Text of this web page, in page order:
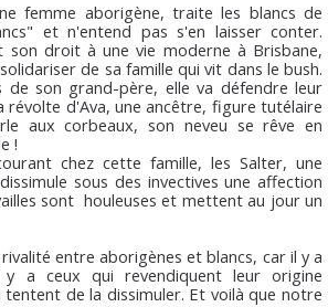
femme aborigène, traite les blancs de
et n'entend pas s'en laisser conter.
son droit à une vie moderne à Brisbane,
de sa famille qui vit dans le bush.
de son grand-père, elle va défendre leur
révolte d'Ava, une ancêtre, figure tutélaire
aux corbeaux, son neveu se rêve en
!
chez cette famille, les Salter, une
sous des invectives une affection
sont houleuses et mettent au jour un
entre aborigènes et blancs, car il y a
a ceux qui revendiquent leur origine
de la dissimuler. Et voilà que notre